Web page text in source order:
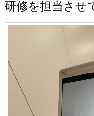
研修を担当させ